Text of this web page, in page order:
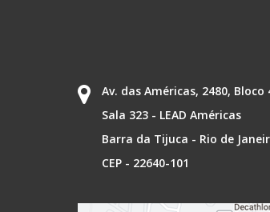
Av. das Américas, 2480, Bloco
Sala 323 - LEAD Américas
Barra da Tijuca - Rio de
CEP - 22640-101